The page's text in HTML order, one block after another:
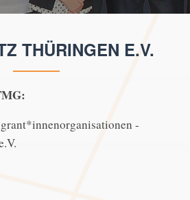
THÜRINGEN E.V.
-